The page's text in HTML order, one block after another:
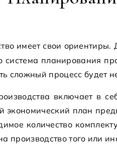
система планирования
сложный процесс будет
включает в
экономический план
количество
производство того или